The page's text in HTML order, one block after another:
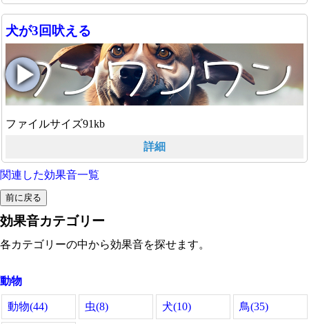
犬が3回吠える
ファイルサイズ91kb
詳細
関連した効果音一覧
効果音カテゴリー
各カテゴリーの中から効果音を探せます。
動物
動物(44) 虫(8) 犬(10) 鳥(35)